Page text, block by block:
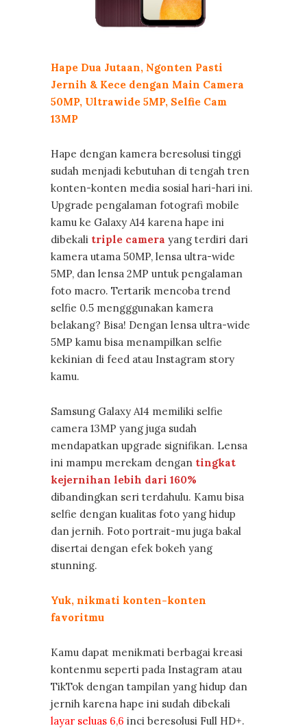
Hape Dua Jutaan, Ngonten Pasti
Jernih & Kece dengan Main Camera
50MP, Ultrawide 5MP, Selfie Cam
13MP
Hape dengan kamera beresolusi tinggi
sudah menjadi kebutuhan di tengah tren
konten-konten media sosial hari-hari ini.
Upgrade pengalaman fotografi mobile
kamu ke Galaxy A14 karena hape ini
dibekali triple camera yang terdiri dari
kamera utama 50MP, lensa ultra-wide
5MP, dan lensa 2MP untuk pengalaman
foto macro. Tertarik mencoba trend
selfie 0.5 mengggunakan kamera
belakang? Bisa! Dengan lensa ultra-wide
5MP kamu bisa menampilkan selfie
kekinian di feed atau Instagram story
kamu.
Samsung Galaxy A14 memiliki selfie
camera 13MP yang juga sudah
mendapatkan upgrade signifikan. Lensa
ini mampu merekam dengan tingkat
kejernihan lebih dari 160%
dibandingkan seri terdahulu. Kamu bisa
selfie dengan kualitas foto yang hidup
dan jernih. Foto portrait-mu juga bakal
disertai dengan efek bokeh yang
stunning.
Yuk, nikmati konten-konten
favoritmu
Kamu dapat menikmati berbagai kreasi
kontenmu seperti pada Instagram atau
TikTok dengan tampilan yang hidup dan
jernih karena hape ini sudah dibekali
layar seluas 6,6 inci beresolusi Full HD+.